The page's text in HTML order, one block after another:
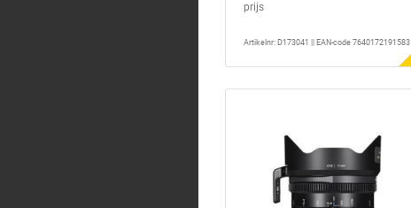
prijs
Artikelnr: D173041 || EAN-code 7640172191583